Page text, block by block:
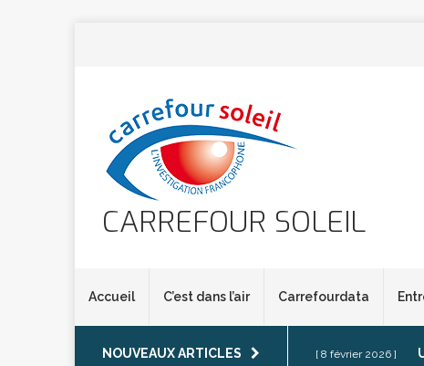
CARREFOUR SOLEIL
Accueil C’est dans l’air Carrefourdata
NOUVEAUX ARTICLES [ 8 février 2026 ]